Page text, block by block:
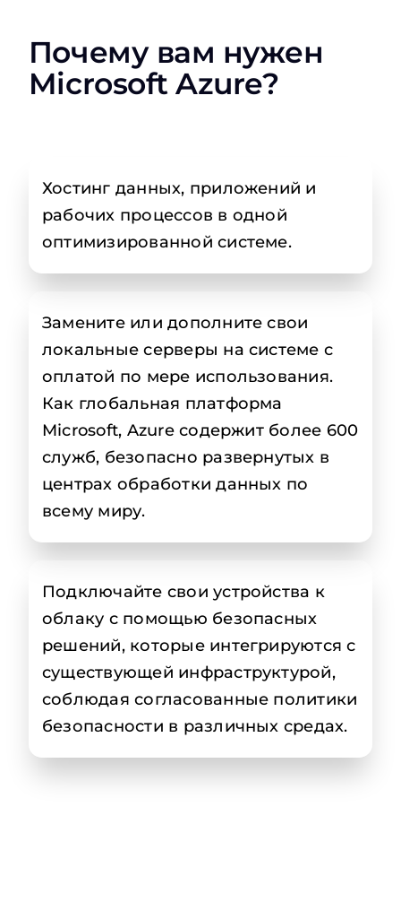
Почему вам нужен
Microsoft Azure?
Хостинг данных, приложений и
рабочих процессов в одной
оптимизированной системе.
Замените или дополните свои
локальные серверы на системе с
оплатой по мере использования.
Как глобальная платформа
Microsoft, Azure содержит более 600
служб, безопасно развернутых в
центрах обработки данных по
всему миру.
Подключайте свои устройства к
облаку с помощью безопасных
решений, которые интегрируются с
существующей инфраструктурой,
соблюдая согласованные политики
безопасности в различных средах.